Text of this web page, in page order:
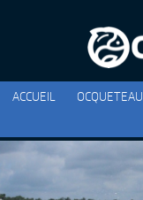
ACCUEIL OCQUETEAU